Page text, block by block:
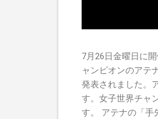
7月26日金曜日に
ャンピオンのアテ
発表されました。
す。女子世界チャ
す。 アテナの「手